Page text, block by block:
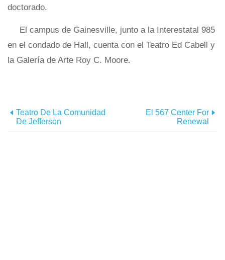
doctorado.
El campus de Gainesville, junto a la Interestatal 985
en el condado de Hall, cuenta con el Teatro Ed Cabell y
la Galería de Arte Roy C. Moore.
Teatro De La Comunidad
De Jefferson
El 567 Center For
Renewal